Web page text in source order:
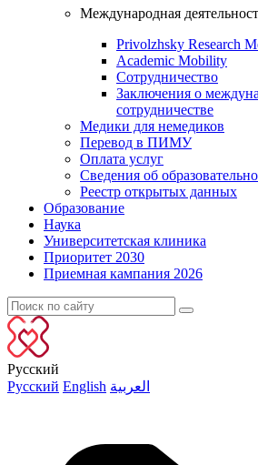
Международная
Privolzhsky Research
Academic Mobility
Сотрудничество
Заключения о
сотрудничестве
Медики для немедиков
Перевод в ПИМУ
Оплата услуг
Сведения об
Реестр открытых данных
Образование
Наука
Университетская клиника
Приоритет 2030
Приемная кампания 2026
Русский
Русский English العربية